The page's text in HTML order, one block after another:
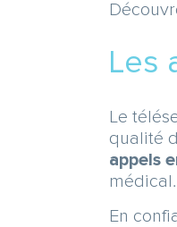
Les
Le
qualité
appels
médical.
En